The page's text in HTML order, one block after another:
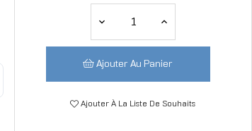
Ajouter Au Panier
Ajouter À La Liste De Souhaits